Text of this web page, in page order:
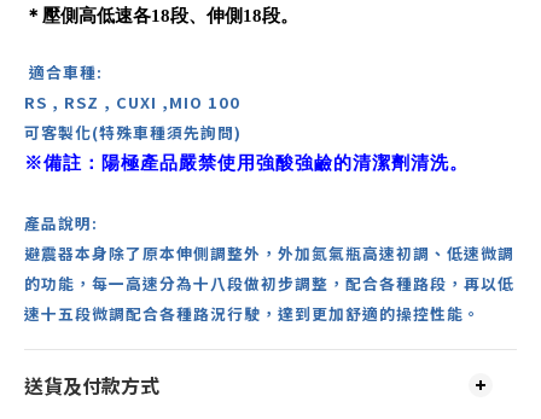
＊壓側高低速各18段、伸側18段。
適合車種:
RS , RSZ , CUXI ,MIO 100
可客製化(特殊車種須先詢問)
※備註：陽極產品嚴禁使用強酸強鹼的清潔劑清洗。
產品說明:
避震器本身除了原本伸側調整外，外加氮氣瓶高速初調、低速微調
的功能，每一高速分為十八段做初步調整，配合各種路段，再以低
速十五段微調配合各種路況行駛，達到更加舒適的操控性能。
送貨及付款方式